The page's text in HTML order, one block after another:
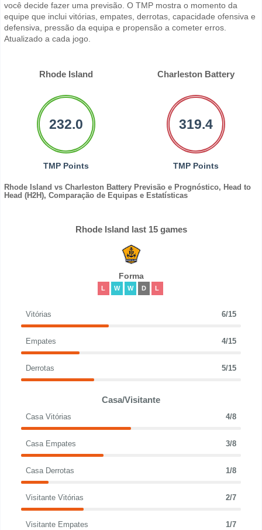
você decide fazer uma previsão. O TMP mostra o momento da
equipe que inclui vitórias, empates, derrotas, capacidade ofensiva e
defensiva, pressão da equipa e propensão a cometer erros.
Atualizado a cada jogo.
Rhode Island Charleston Battery
232.0
TMP Points
319.4
TMP Points
Rhode Island vs Charleston Battery Previsão e Prognóstico, Head to
Head (H2H), Comparação de Equipas e Estatísticas
Rhode Island last 15 games
Forma
L W W D L
Vitórias 6/15
Empates 4/15
Derrotas 5/15
Casa/Visitante
Casa Vitórias 4/8
Casa Empates 3/8
Casa Derrotas 1/8
Visitante Vitórias 2/7
Visitante Empates 1/7